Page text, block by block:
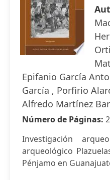
Epifanio García
García , Porfirio
Alfredo Martínez
Número de Páginas:
Investigación
arqueológico
Pénjamo en